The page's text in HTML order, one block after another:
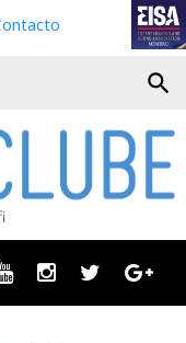
search
Youtube InstagramTwitter